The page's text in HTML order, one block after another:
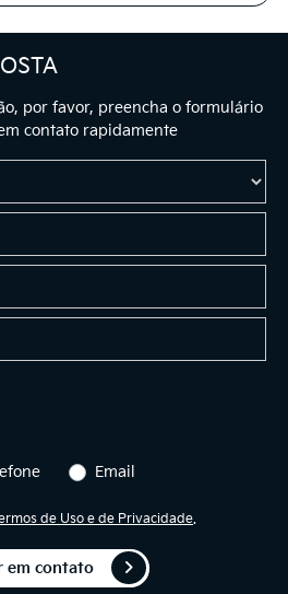
por favor, preencha o formulário
contato rapidamente
Email
de Uso e de Privacidade.
em contato